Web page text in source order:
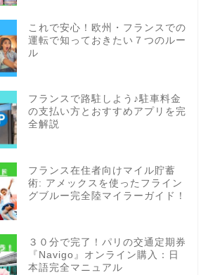
これで安心！欧州・フランスでの
運転で知っておきたい７つのルー
ル
フランスで路駐しよう♪駐車料金
の支払い方とおすすめアプリを完
全解説
フランス在住者向けマイル貯蓄
術: アメックスを使ったフライン
グブルー完全陸マイラーガイド！
３０分で完了！パリの交通定期券
『Navigo』オンライン購入：日
本語完全マニュアル